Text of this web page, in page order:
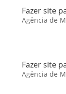
Fazer site
Agência de
Fazer site
Agência de